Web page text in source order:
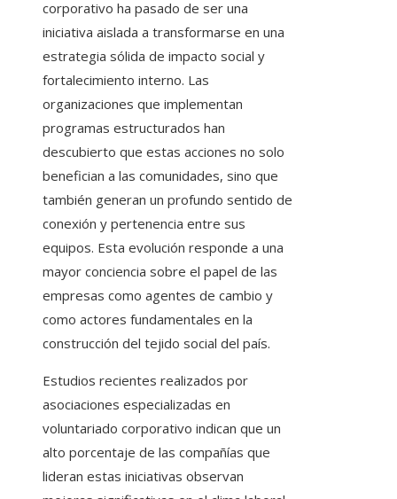
corporativo ha pasado de ser una
iniciativa aislada a transformarse en una
estrategia sólida de impacto social y
fortalecimiento interno. Las
organizaciones que implementan
programas estructurados han
descubierto que estas acciones no solo
benefician a las comunidades, sino que
también generan un profundo sentido de
conexión y pertenencia entre sus
equipos. Esta evolución responde a una
mayor conciencia sobre el papel de las
empresas como agentes de cambio y
como actores fundamentales en la
construcción del tejido social del país.
Estudios recientes realizados por
asociaciones especializadas en
voluntariado corporativo indican que un
alto porcentaje de las compañías que
lideran estas iniciativas observan